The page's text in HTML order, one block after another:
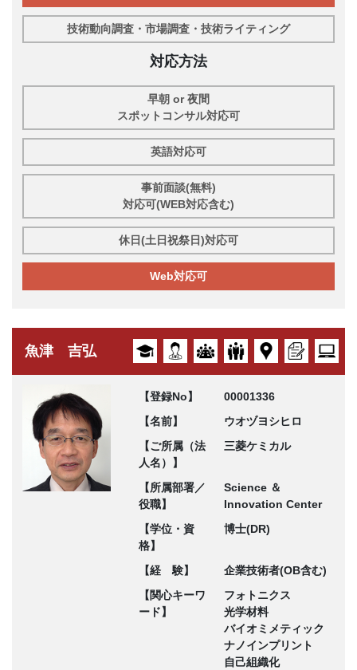
技術動向調査・市場調査・技術ライティング
対応方法
早朝 or 夜間
スポットコンサル対応可
英語対応可
事前面談(無料)
対応可(WEB対応含む)
休日(土日祝祭日)対応可
Web対応可
魚津 吉弘
【登録No】
00001336
【名前】
ウオヅヨシヒロ
【ご所属（法
人名）】
三菱ケミカル
【所属部署／
役職】
Science ＆
Innovation Center
【学位・資
格】
博士(DR)
【経 験】
企業技術者(OB含む)
【関心キーワ
ード】
フォトニクス
光学材料
バイオミメティック
ナノインプリント
自己組織化